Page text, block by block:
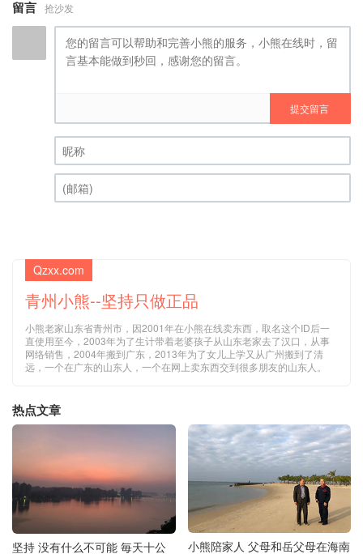
留言 抢沙发
提交留言
昵称 (必填)
Qzxx.com
青州小熊--坚持只做正品
小熊老家山东省青州市，因2001年在小熊在线卖东西，取名这个ID后一
直使用至今，2003年为了生计带着老婆孩子从山东老家去了汉口，从事
网络销售，2004年搬到广东，2013年为了女儿上学又从广州搬到了清
远，一个在广东的山东人，一个在网上卖东西交到很多朋友的山东人。
热点文章
坚持 没有什么不可能 毎天十公
小熊陪家人 父母和岳父母在海南